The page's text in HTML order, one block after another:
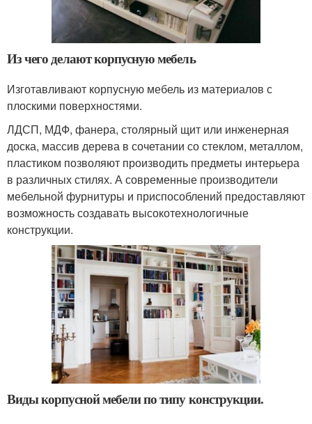
Из чего делают корпусную мебель
Изготавливают корпусную мебель из материалов с
плоскими поверхностями.
ЛДСП, МДФ, фанера, столярный щит или инженерная
доска, массив дерева в сочетании со стеклом, металлом,
пластиком позволяют производить предметы интерьера
в различных стилях. А современные производители
мебельной фурнитуры и приспособлений предоставляют
возможность создавать высокотехнологичные
конструкции.
Виды корпусной мебели по типу конструкции.